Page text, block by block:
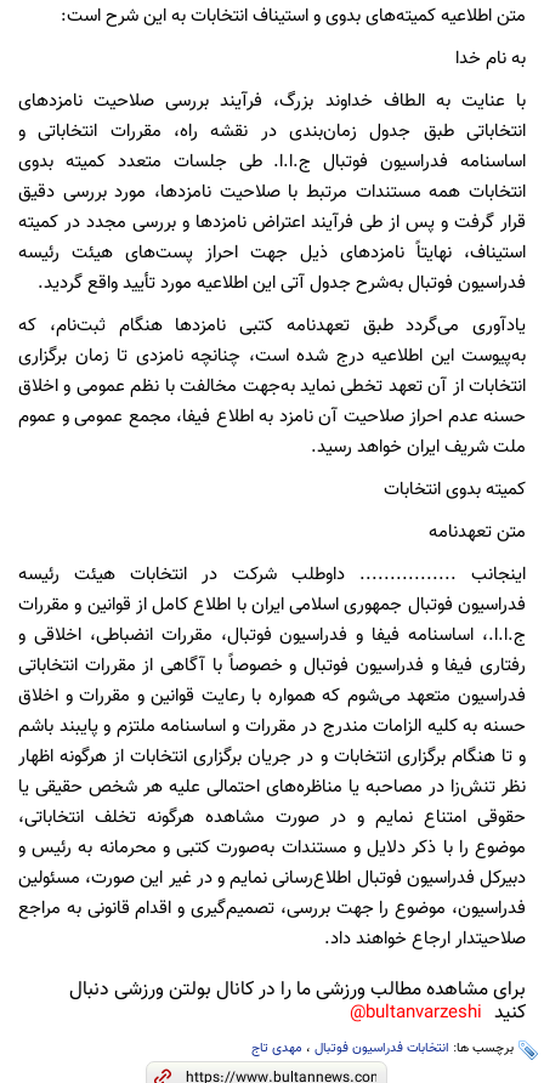
متن اطلاعیه کمیته‌های بدوی و استیناف انتخابات به این شرح است:
به نام خدا
با عنایت به الطاف خداوند بزرگ، فرآیند بررسی صلاحیت نامزدهای
انتخاباتی طبق جدول زمان‌بندی در نقشه راه، مقررات انتخاباتی و
اساسنامه فدراسیون فوتبال ج.ا.ا. طی جلسات متعدد کمیته بدوی
انتخابات همه مستندات مرتبط با صلاحیت نامزدها، مورد بررسی دقیق
قرار گرفت و پس از طی فرآیند اعتراض نامزدها و بررسی مجدد در کمیته
استیناف، نهایتاً نامزدهای ذیل جهت احراز پست‌های هیئت رئیسه
فدراسیون فوتبال به‌شرح جدول آتی این اطلاعیه مورد تأیید واقع گردید.
یادآوری می‌گردد طبق تعهدنامه کتبی نامزدها هنگام ثبت‌نام، که
به‌پیوست این اطلاعیه درج شده است، چنانچه نامزدی تا زمان برگزاری
انتخابات از آن تعهد تخطی نماید به‌جهت مخالفت با نظم عمومی و اخلاق
حسنه عدم احراز صلاحیت آن نامزد به اطلاع فیفا، مجمع عمومی و عموم
ملت شریف ایران خواهد رسید.
کمیته بدوی انتخابات
متن تعهدنامه
اینجانب ................ داوطلب شرکت در انتخابات هیئت رئیسه
فدراسیون فوتبال جمهوری اسلامی ایران با اطلاع کامل از قوانین و مقررات
ج.ا.ا.، اساسنامه فیفا و فدراسیون فوتبال، مقررات انضباطی، اخلاقی و
رفتاری فیفا و فدراسیون فوتبال و خصوصاً با آگاهی از مقررات انتخاباتی
فدراسیون متعهد می‌شوم که همواره با رعایت قوانین و مقررات و اخلاق
حسنه به کلیه الزامات مندرج در مقررات و اساسنامه ملتزم و پایبند باشم
و تا هنگام برگزاری انتخابات و در جریان برگزاری انتخابات از هرگونه اظهار
نظر تنش‌زا در مصاحبه یا مناظره‌های احتمالی علیه هر شخص حقیقی یا
حقوقی امتناع نمایم و در صورت مشاهده هرگونه تخلف انتخاباتی،
موضوع را با ذکر دلایل و مستندات به‌صورت کتبی و محرمانه به رئیس و
دبیرکل فدراسیون فوتبال اطلاع‌رسانی نمایم و در غیر این صورت، مسئولین
فدراسیون، موضوع را جهت بررسی، تصمیم‌گیری و اقدام قانونی به مراجع
صلاحیتدار ارجاع خواهند داد.
برای مشاهده مطالب ورزشی ما را در کانال بولتن ورزشی دنبال
کنید bultanvarzeshi@
برچسب ها: انتخابات فدراسیون فوتبال ، مهدی تاج